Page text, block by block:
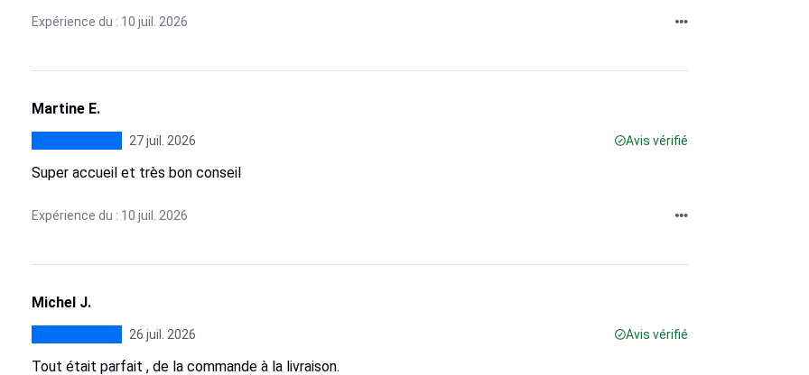
Expérience du : 10 juil. 2026
Martine E.
27 juil. 2026 Avis vérifié
Super accueil et très bon conseil
Expérience du : 10 juil. 2026
Michel J.
26 juil. 2026 Avis vérifié
Tout était parfait , de la commande à la livraison.